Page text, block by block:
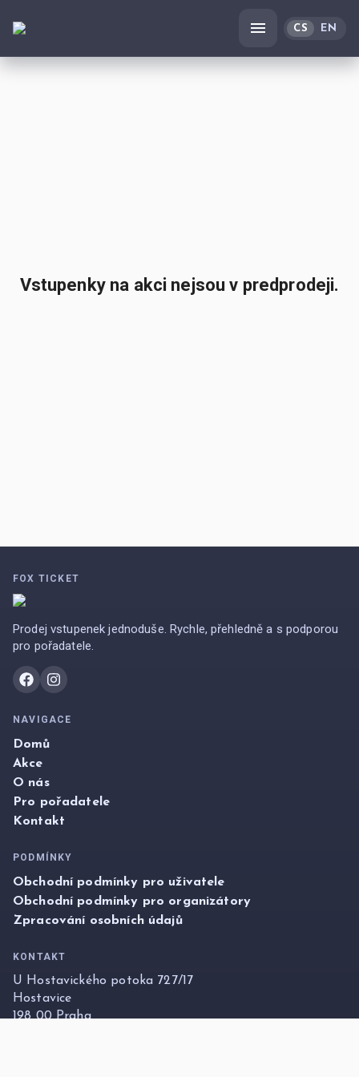
CS EN
Vstupenky na akci nejsou v predprodeji.
FOX TICKET
Prodej vstupenek jednoduše. Rychle, přehledně a s podporou
pro pořadatele.
NAVIGACE
Domů
Akce
O nás
Pro pořadatele
Kontakt
PODMÍNKY
Obchodní podmínky pro uživatele
Obchodní podmínky pro organizátory
Zpracování osobních údajů
KONTAKT
U Hostavického potoka 727/17
Hostavice
198 00 Praha